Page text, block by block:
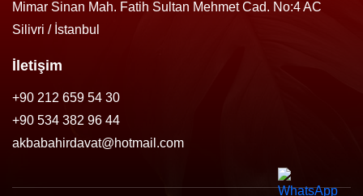
Mimar Sinan Mah. Fatih Sultan Mehmet Cad. No:4 AC
Silivri / İstanbul
İletişim
+90 212 659 54 30
+90 534 382 96 44
akbabahirdavat@hotmail.com